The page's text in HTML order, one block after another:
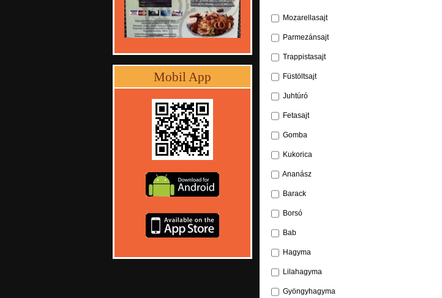
Mobil App
Mozarellasajt
Parmezánsajt
Trappistasajt
Füstöltsajt
Juhtúró
Fetasajt
Gomba
Kukorica
Ananász
Barack
Borsó
Bab
Hagyma
Lilahagyma
Gyöngyhagyma